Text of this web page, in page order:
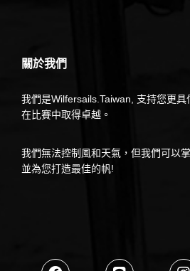
關於我們
我們是Wilfersails.Taiwan, 支持您更具
在比賽中取得卓越。
我們無法控制風和天氣，但我們可以
並為您打造最佳的帆!